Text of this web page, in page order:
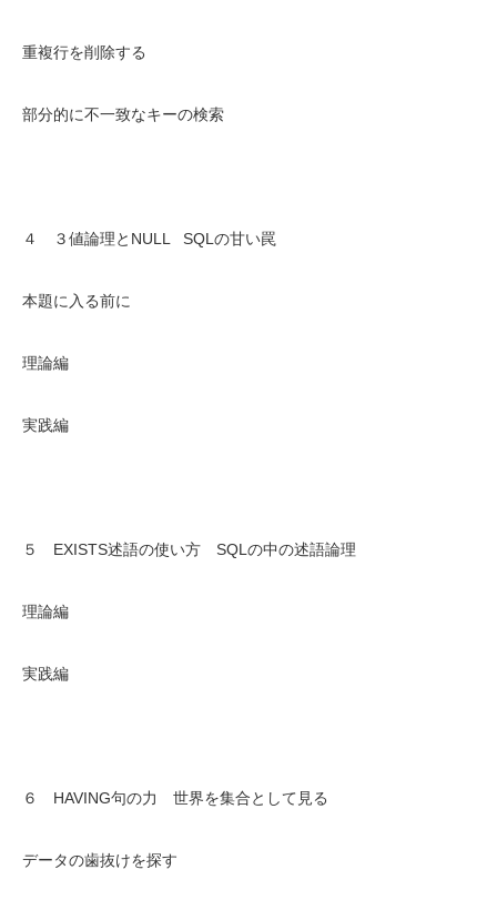
重複行を削除する
部分的に不一致なキーの検索
４ ３値論理とNULL SQLの甘い罠
本題に入る前に
理論編
実践編
５ EXISTS述語の使い方 SQLの中の述語論理
理論編
実践編
６ HAVING句の力 世界を集合として見る
データの歯抜けを探す